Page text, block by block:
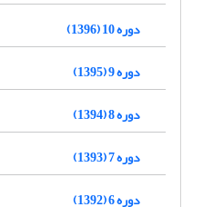
دوره 10 (1396)
دوره 9 (1395)
دوره 8 (1394)
دوره 7 (1393)
دوره 6 (1392)